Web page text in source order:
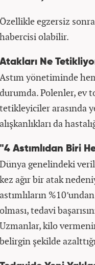
Özellikle egzersiz
habercisi olabilir.
Atakları Ne
Astım yönetiminde
durumda. Polenler, ev
tetikleyiciler arasında
alışkanlıkları da
"4 Astımlıdan Biri
Dünya genelindeki
kez ağır bir atak
astımlıların
olması, tedavi
Uzmanlar, kilo
belirgin şekilde